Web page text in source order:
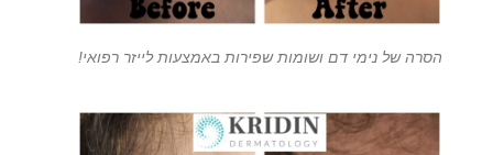
הסרה של נימי דם ושומות שפירות באמצעות לייזר רפואי!